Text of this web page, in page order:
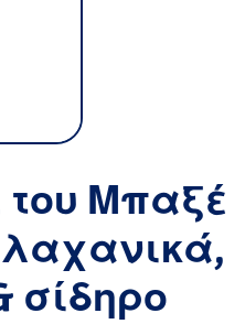
Μπαξέ
σίδηρο